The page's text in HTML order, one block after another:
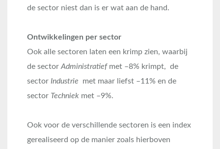
de sector niest dan is er wat aan de hand.
Ontwikkelingen per sector
Ook alle sectoren laten een krimp zien, waarbij
de sector Administratiefmet –8% krimpt, de
sector Industrie met maar liefst –11% en de
sector Techniek met –9%.
Ook voor de verschillende sectoren is een index
gerealiseerd op de manier zoals hierboven